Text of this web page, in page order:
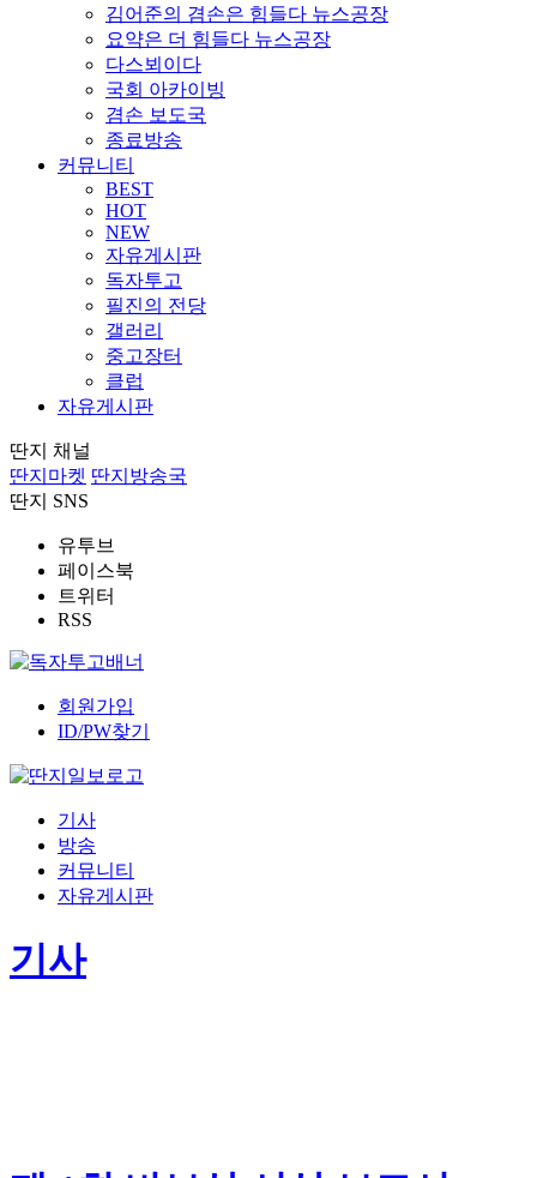
김어준의 겸손은 힘들다 뉴스공장
요약은 더 힘들다 뉴스공장
다스뵈이다
국회 아카이빙
겸손 보도국
종료방송
커뮤니티
BEST
HOT
NEW
자유게시판
독자투고
필진의 전당
갤러리
중고장터
클럽
자유게시판
딴지 채널
딴지마켓 딴지방송국
딴지 SNS
유투브
페이스북
트위터
RSS
회원가입
ID/PW찾기
기사
방송
커뮤니티
자유게시판
기사